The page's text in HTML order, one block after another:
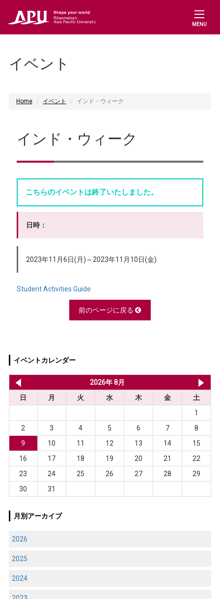
MENU
イベント
Home イベント インド・ウィーク
インド・ウィーク
こちらのイベントは終了いたしました。
日時：
2023年11月6日(月)～2023年11月10日(金)
Student Activities Guide
前のページに戻る
イベントカレンダー
2026年 8月
日
月 火 水 木 金
土
1
2
3 4 5 6 7
8
9
10 11 12 13 14
15
16
17 18 19 20 21
22
23
24 25 26 27 28
29
30
31
月別アーカイブ
2026
2025
2024